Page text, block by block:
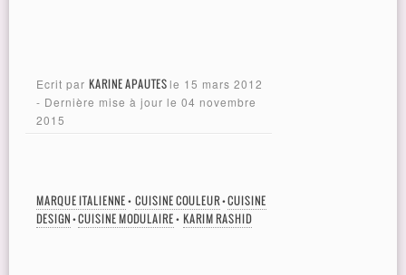
Ecrit par KARINE APAUTES le 15 mars 2012
- Dernière mise à jour le 04 novembre
2015
MARQUE ITALIENNE• CUISINE COULEUR•CUISINE
DESIGN•CUISINE MODULAIRE• KARIM RASHID